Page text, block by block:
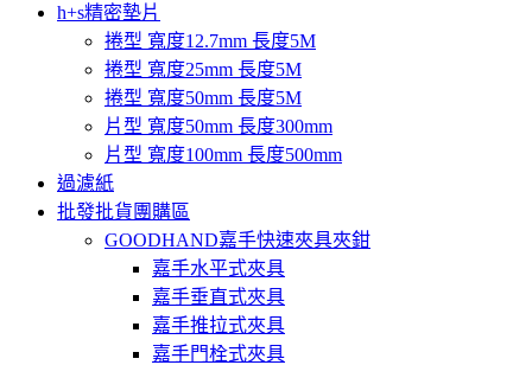
h+s精密墊片
捲型 寬度12.7mm 長度5M
捲型 寬度25mm 長度5M
捲型 寬度50mm 長度5M
片型 寬度50mm 長度300mm
片型 寬度100mm 長度500mm
過濾紙
批發批貨團購區
GOODHAND嘉手快速夾具夾鉗
嘉手水平式夾具
嘉手垂直式夾具
嘉手推拉式夾具
嘉手門栓式夾具